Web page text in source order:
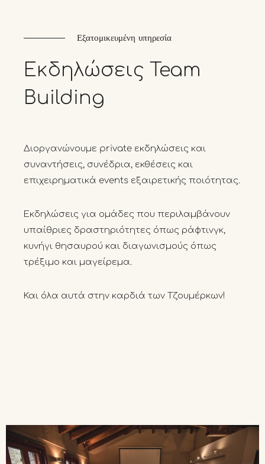
Εξατομικευμένη υπηρεσία
Εκδηλώσεις Team
Building
Διοργανώνουμε private εκδηλώσεις και
συναντήσεις, συνέδρια, εκθέσεις και
επιχειρηματικά events εξαιρετικής ποιότητας.
Εκδηλώσεις για ομάδες που περιλαμβάνουν
υπαίθριες δραστηριότητες όπως ράφτινγκ,
κυνήγι θησαυρού και διαγωνισμούς όπως
τρέξιμο και μαγείρεμα.
Και όλα αυτά στην καρδιά των Τζουμέρκων!